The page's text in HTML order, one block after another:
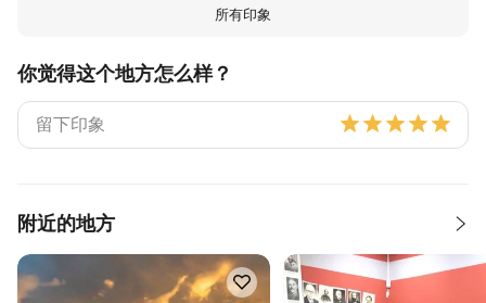
所有印象
你觉得这个地方怎么样？
附近的地方